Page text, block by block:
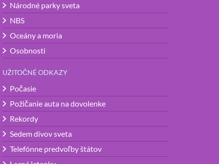
Národné parky sveta
NBS
Oceány a moria
Osobnosti
UŽITOČNÉ ODKAZY
Počasie
Požičanie auta na dovolenke
Rekordy
Sedem divov sveta
Telefónne predvoľby štátov